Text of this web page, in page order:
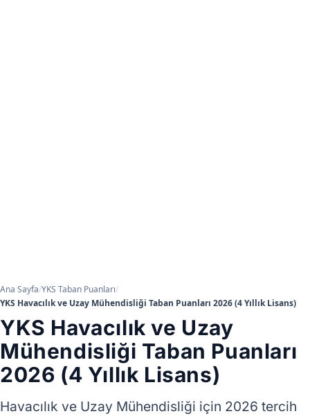
Ana Sayfa/YKS Taban Puanları/
YKS Havacılık ve Uzay Mühendisliği Taban Puanları 2026 (4 Yıllık Lisans)
YKS Havacılık ve Uzay
Mühendisliği Taban Puanları
2026 (4 Yıllık Lisans)
Havacılık ve Uzay Mühendisliği için 2026 tercih